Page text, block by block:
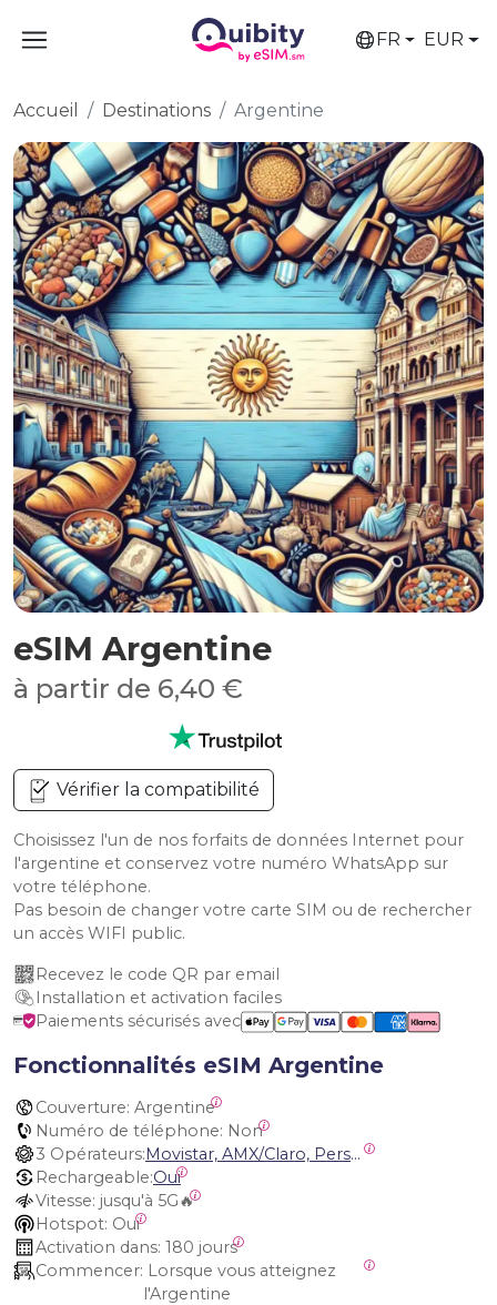
FR EUR
Accueil Destinations Argentine
eSIM Argentine
à partir de 6,40 €
Vérifier la compatibilité
Choisissez l'un de nos forfaits de données Internet pour
l'argentine et conservez votre numéro WhatsApp sur
votre téléphone.
Pas besoin de changer votre carte SIM ou de rechercher
un accès WIFI public.
Recevez le code QR par email
Installation et activation faciles
Paiements sécurisés avec
Fonctionnalités eSIM Argentine
Couverture: Argentine
Numéro de téléphone: Non
3 Opérateurs:
Movistar, AMX/Claro, Personal Argentina
Rechargeable:Oui
Vitesse: jusqu'à 5G🔥
Hotspot: Oui
Activation dans: 180 jours
Commencer:
l'Argentine